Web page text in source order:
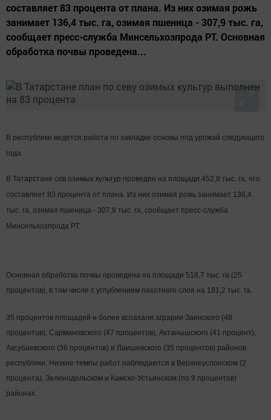
составляет 83 процента от плана. Из них озимая рожь
занимает 136,4 тыс. га, озимая пшеница - 307,9 тыс. га,
сообщает пресс-служба Минсельхозпрода РТ. Основная
обработка почвы проведена...
В республике ведется работа по закладке основы под урожай следующего
года.
В Татарстане сев озимых культур проведен на площади 452,8 тыс. га, что
составляет 83 процента от плана. Из них озимая рожь занимает 136,4
тыс. га, озимая пшеница - 307,9 тыс. га, сообщает пресс-служба
Минсельхозпрода РТ.
Основная обработка почвы проведена на площади 518,7 тыс. га (25
процентов), в том числе с углублением пахотного слоя на 181,2 тыс. га.
35 процентов площадей и более вспахали аграрии Заинского (48
процентов), Сармановского (47 процентов), Актанышского (41 процент),
Аксубаевского (36 процентов) и Лаишевского (35 процентов) районов
республики. Низкие темпы работ наблюдаются в Верхнеуслонском (2
процента), Зеленодольском и Камско-Устьинском (по 9 процентов)
районах.